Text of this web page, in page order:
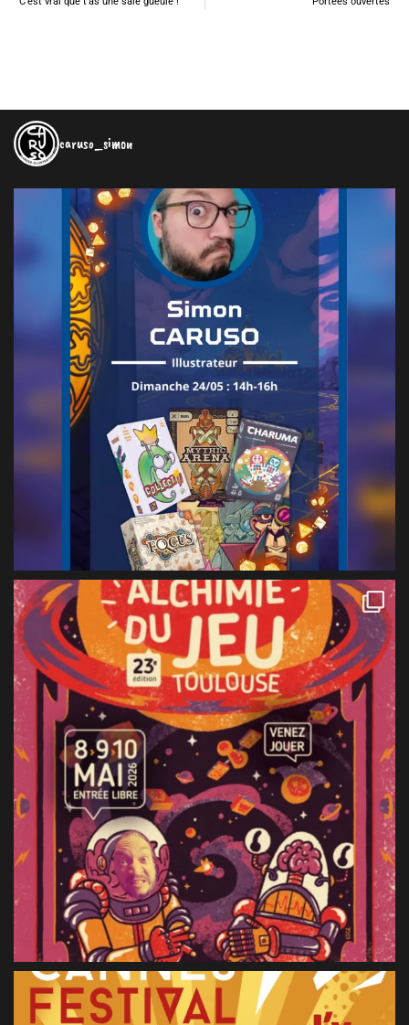
caruso_simon